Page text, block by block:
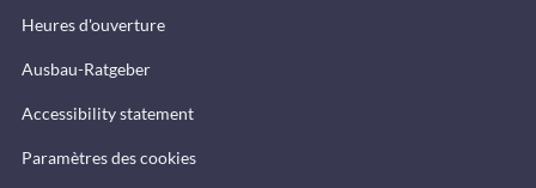
Heures d'ouverture
Ausbau-Ratgeber
Accessibility statement
Paramètres des cookies